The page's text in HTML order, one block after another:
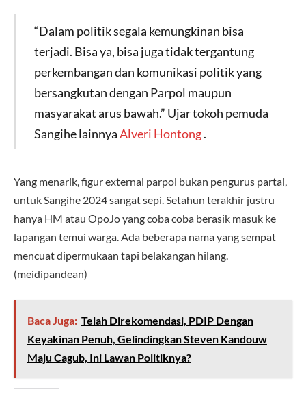
“Dalam politik segala kemungkinan bisa
terjadi. Bisa ya, bisa juga tidak tergantung
perkembangan dan komunikasi politik yang
bersangkutan dengan Parpol maupun
masyarakat arus bawah.” Ujar tokoh pemuda
Sangihe lainnyaAlveri Hontong.
Yang menarik, figur external parpol bukan pengurus partai,
untuk Sangihe 2024 sangat sepi. Setahun terakhir justru
hanya HM atau OpoJo yang coba coba berasik masuk ke
lapangan temui warga. Ada beberapa nama yang sempat
mencuat dipermukaan tapi belakangan hilang.
(meidipandean)
Baca Juga: Telah Direkomendasi, PDIP Dengan
Keyakinan Penuh, Gelindingkan Steven Kandouw
Maju Cagub, Ini Lawan Politiknya?